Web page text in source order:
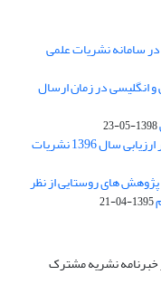
سامانه نشریات علمی
انگلیسی در زمان ارسال
1398-05-23
کسب رتبه A فصلنامه پژوهش های روستایی در ارزیابی سال 1396 نشریات
های روستایی از نظر
1395-04-21
خبرنامه نشریه مشترک